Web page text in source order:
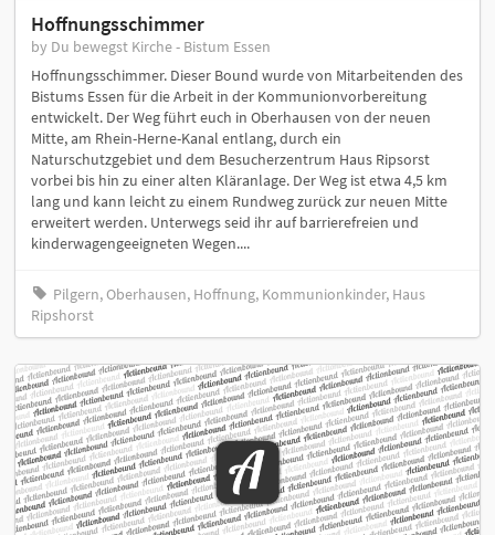
Hoffnungsschimmer
by Du bewegst Kirche - Bistum Essen
Hoffnungsschimmer. Dieser Bound wurde von Mitarbeitenden des
Bistums Essen für die Arbeit in der Kommunionvorbereitung
entwickelt. Der Weg führt euch in Oberhausen von der neuen
Mitte, am Rhein-Herne-Kanal entlang, durch ein
Naturschutzgebiet und dem Besucherzentrum Haus Ripsorst
vorbei bis hin zu einer alten Kläranlage. Der Weg ist etwa 4,5 km
lang und kann leicht zu einem Rundweg zurück zur neuen Mitte
erweitert werden. Unterwegs seid ihr auf barrierefreien und
kinderwagengeeigneten Wegen....
Pilgern, Oberhausen, Hoffnung, Kommunionkinder, Haus
Ripshorst